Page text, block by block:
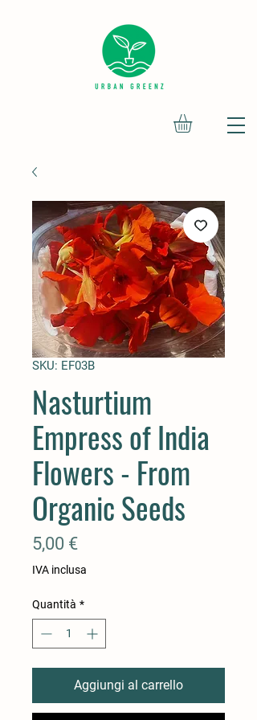
SKU: EF03B
Nasturtium
Empress of India
Flowers - From
Organic Seeds
5,00 €Prezzo
IVA inclusa
Quantità *
Aggiungi al carrello